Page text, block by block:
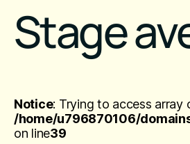
Stage
Notice: Trying to access
/home/u796870106/
on line39